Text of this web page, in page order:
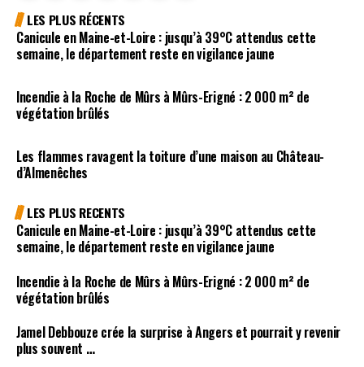
LES PLUS RÉCENTS
Canicule en Maine-et-Loire : jusqu’à 39°C attendus cette
semaine, le département reste en vigilance jaune
Incendie à la Roche de Mûrs à Mûrs-Erigné : 2 000 m² de
végétation brûlés
Les flammes ravagent la toiture d’une maison au Château-
d’Almenêches
LES PLUS RECENTS
Canicule en Maine-et-Loire : jusqu’à 39°C attendus cette
semaine, le département reste en vigilance jaune
Incendie à la Roche de Mûrs à Mûrs-Erigné : 2 000 m² de
végétation brûlés
Jamel Debbouze crée la surprise à Angers et pourrait y revenir
plus souvent …